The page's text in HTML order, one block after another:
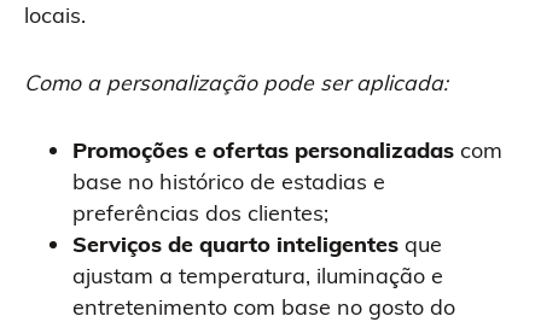
locais.
Como a personalização pode ser aplicada:
Promoções e ofertas personalizadas com
base no histórico de estadias e
preferências dos clientes;
Serviços de quarto inteligentes que
ajustam a temperatura, iluminação e
entretenimento com base no gosto do